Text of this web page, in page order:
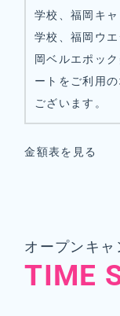
学校、福岡キ
学校、福岡ウ
岡ベルエポッ
ートをご利用
ございます。
金額表を見る
TIME
オープンキ